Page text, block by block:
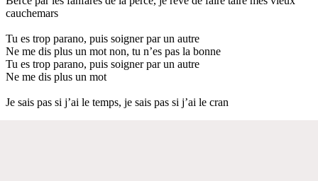
cauchemars
Tu es trop parano, puis soigner par un autre
Ne me dis plus un mot non, tu n’es pas la bonne
Tu es trop parano, puis soigner par un autre
Ne me dis plus un mot
Je sais pas si j’ai le temps, je sais pas si j’ai le cran